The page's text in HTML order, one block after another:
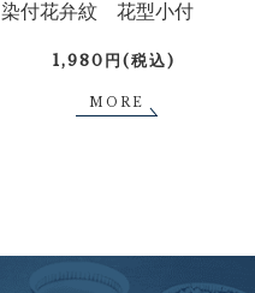
染付花弁紋 花型小付
1,980円(税込)
MORE